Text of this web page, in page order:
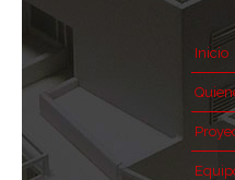
Inicio